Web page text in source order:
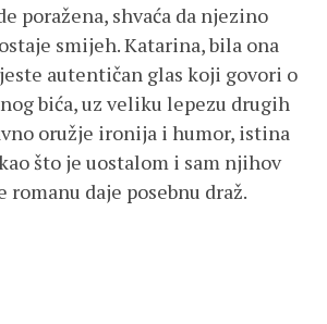
poražena, shvaća da njezino
smijeh. Katarina, bila ona
autentičan glas koji govori o
bića, uz veliku lepezu drugih
oružje ironija i humor, istina
što je uostalom i sam njihov
romanu daje posebnu draž.